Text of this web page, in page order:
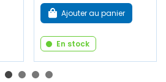
Ajouter au panier
En stock